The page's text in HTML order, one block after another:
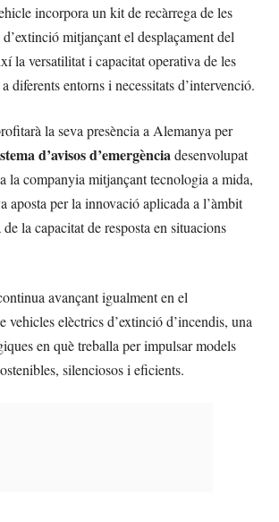
incorpora un kit de recàrrega de les
mitjançant el desplaçament del
la versatilitat i capacitat operativa de les
diferents entorns i necessitats d’intervenció.
la seva presència a Alemanya per
d’avisos d’emergènciadesenvolupat
la companyia mitjançant tecnologia a mida,
aposta per la innovació aplicada a l’àmbit
la capacitat de resposta en situacions
avançant igualment en el
vehicles elèctrics d’extinció d’incendis, una
en què treballa per impulsar models
silenciosos i eficients.